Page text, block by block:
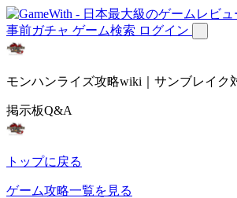
事前ガチャ ゲーム検索 ログイン
モンハンライズ攻略wiki｜サンブレイク
掲示板Q&A
トップに戻る
ゲーム攻略一覧を見る